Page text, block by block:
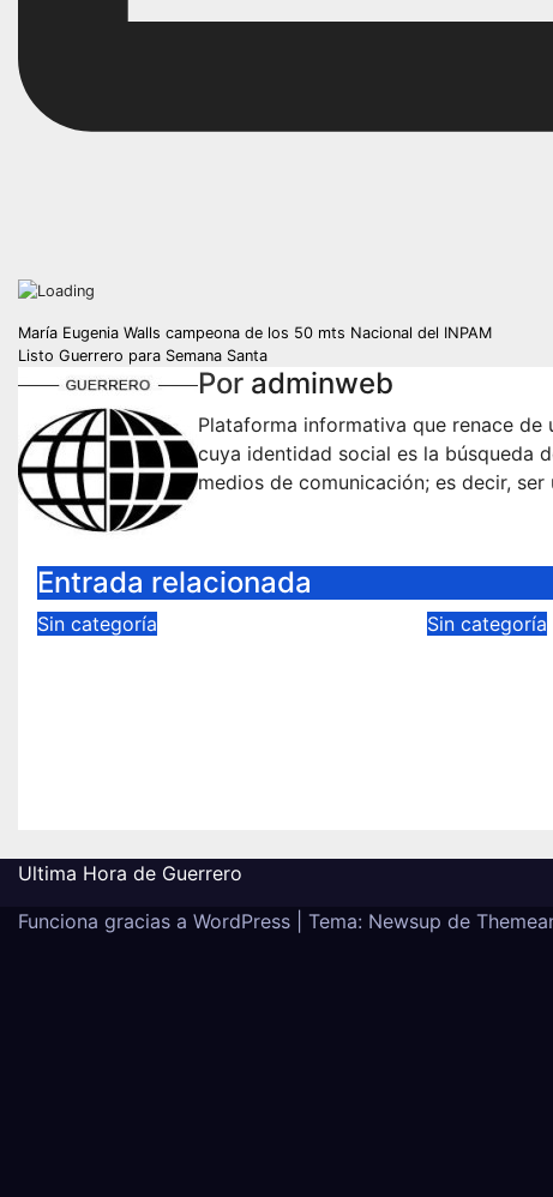
Navegación
de
entradas
María Eugenia Walls campeona de los 50 mts Nacional del INPAM
Listo Guerrero para Semana Santa
Por adminweb
Plataforma informativa que renace
cuya identidad social es la búsqueda
medios de comunicación; es decir,
Entrada relacionada
Sin categoría Sin categoría
Ultima Hora de Guerrero
Funciona gracias a WordPress
Tema: Newsup de